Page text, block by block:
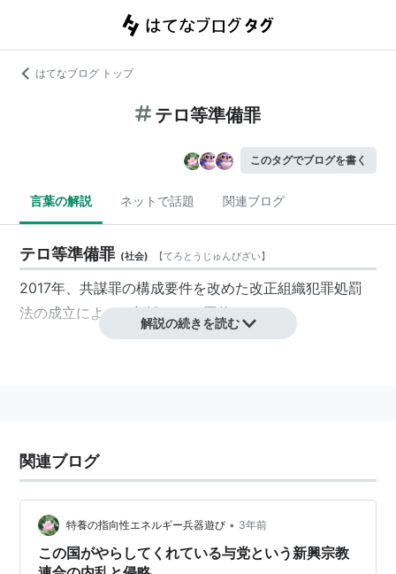
はてなブログ トップ
テロ等準備罪
このタグでブログを書く
言葉の解説 ネットで話題 関連ブログ
テロ等準備罪 (社会) 【てろとうじゅんびざい】
2017年、共謀罪の構成要件を改めた改正組織犯罪処罰
法の成立によって新設された罪状。
解説の続きを読む
関連ブログ
特養の指向性エネルギー兵器遊び • 3年前
この国がやらしてくれている与党という新興宗教